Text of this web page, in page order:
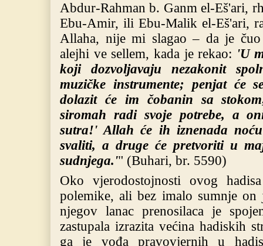
Abdur-Rahman b. Ganm el-Eš'ari,
Ebu-Amir, ili Ebu-Malik el-Eš'ari,
Allaha, nije mi slagao – da je čuo
alejhi ve sellem, kada je rekao: 'U
koji dozvoljavaju nezakonit
muzičke instrumente; penjat će
dolazit će im čobanin sa
siromah radi svoje potrebe, a
sutra!' Allah će ih iznenada
svaliti, a druge će pretvoriti u
sudnjega.'" (Buhari, br. 5590)
Oko vjerodostojnosti ovog
polemike, ali bez imalo sumnje
njegov lanac prenosilaca je
zastupala izrazita većina hadiskih
ga je vođa pravovjernih u